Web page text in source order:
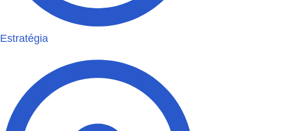
Estratégia